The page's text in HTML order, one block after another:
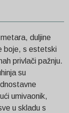
duljine
boje, s estetski
privlači pažnju.
su
umivaonik,
u skladu s